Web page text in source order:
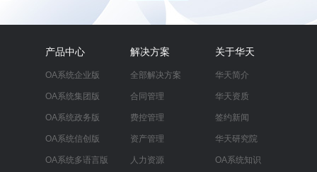
产品中心
OA系统企业版
OA系统集团版
OA系统政务版
OA系统信创版
OA系统多语言版
解决方案
全部解决方案
合同管理
费控管理
资产管理
人力资源
关于华天
华天简介
华天资质
签约新闻
华天研究院
OA系统知识